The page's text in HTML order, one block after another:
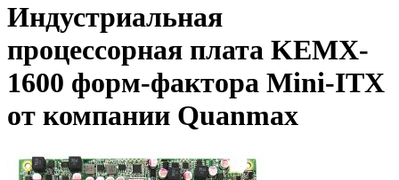
Индустриальная
процессорная плата KEMX-
1600 форм-фактора Mini-ITX
от компании Quanmax